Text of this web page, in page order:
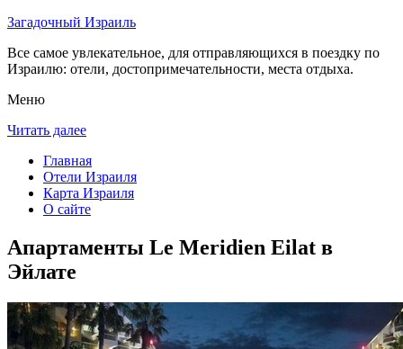
Загадочный Израиль
Все самое увлекательное, для отправляющихся в поездку по
Израилю: отели, достопримечательности, места отдыха.
Меню
Читать далее
Главная
Отели Израиля
Карта Израиля
О сайте
Апартаменты Le Meridien Eilat в
Эйлате